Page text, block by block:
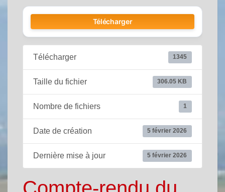
Télécharger
Télécharger 1345
Taille du fichier 306.05 KB
Nombre de fichiers 1
Date de création 5 février 2026
Dernière mise à jour 5 février 2026